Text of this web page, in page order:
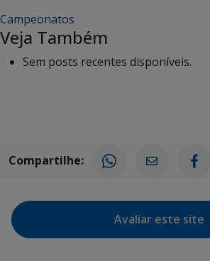
Campeonatos
Veja Também
Sem posts recentes disponíveis.
Compartilhe:
Avaliar este site